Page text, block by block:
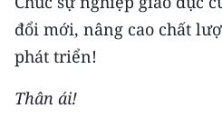
đổi mới, nâng cao chất
phát triển!
Thân ái!